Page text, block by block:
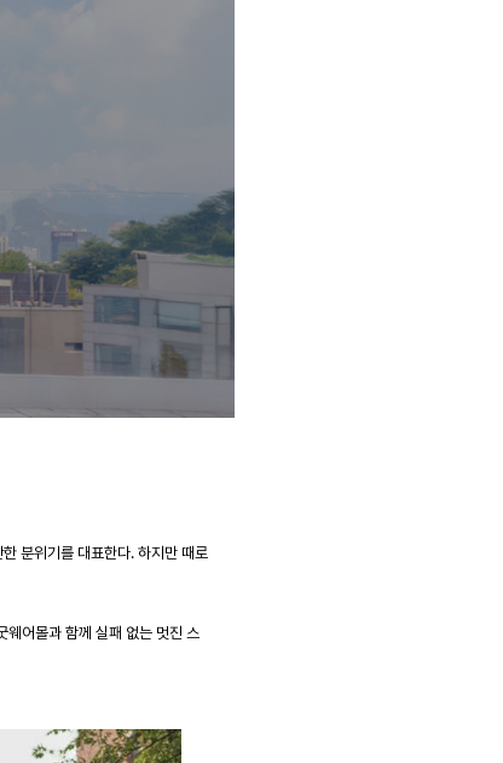
분위기를 대표한다. 하지만 때로
웨어몰과 함께 실패 없는 멋진 스